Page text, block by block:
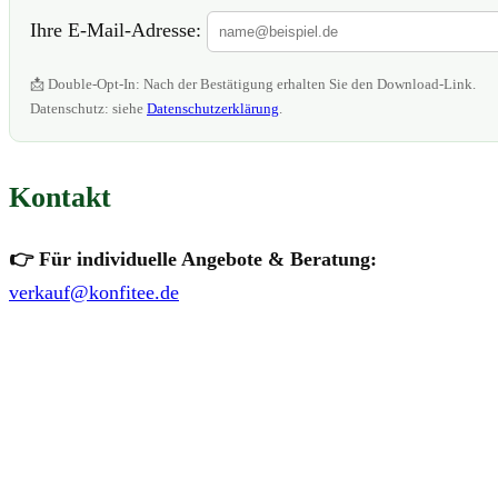
Ihre E-Mail-Adresse:
📩 Double-Opt-In: Nach der Bestätigung erhalten Sie den Download-Link.
Datenschutz: siehe Datenschutzerklärung
Kontakt
👉 Für individuelle Angebote & Beratung:
verkauf@konfitee.de